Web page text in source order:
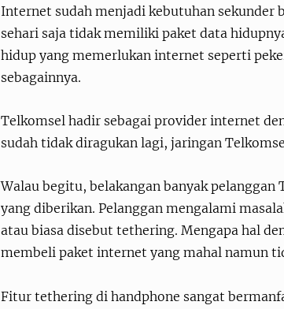
Internet sudah menjadi kebutuhan
sehari saja tidak memiliki paket data
hidup yang memerlukan internet seperti
sebagainnya.
Telkomsel hadir sebagai provider internet
sudah tidak diragukan lagi, jaringan
Walau begitu, belakangan banyak
yang diberikan. Pelanggan mengalami
atau biasa disebut tethering. Mengapa hal
membeli paket internet yang mahal namun
Fitur tethering di handphone sangat